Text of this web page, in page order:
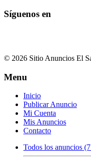
Síguenos en
© 2026 Sitio Anuncios El
Menu
Inicio
Publicar Anuncio
Mi Cuenta
Mis Anuncios
Contacto
Todos los anuncios